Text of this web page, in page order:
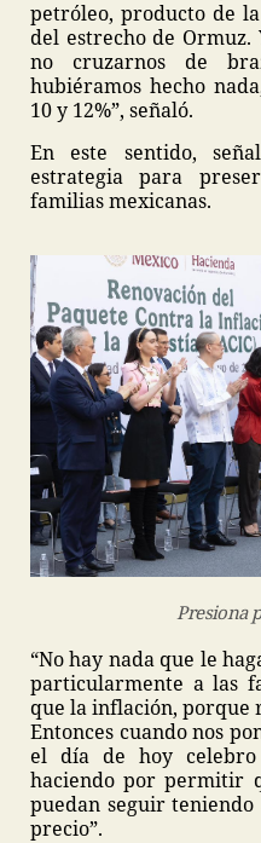
petróleo, producto de
del estrecho de Ormuz.
no cruzarnos de
hubiéramos hecho
10 y 12%”, señaló.
En este sentido,
estrategia para
familias mexicanas.
Presiona
“No hay nada que le
particularmente a las
que la inflación, porque
Entonces cuando nos
el día de hoy celebro
haciendo por permitir
puedan seguir teniendo
precio”.